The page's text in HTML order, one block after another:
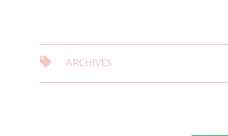
ARCHIVES